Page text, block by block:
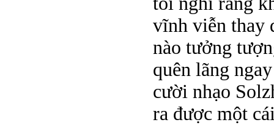
vĩnh viễn thay
nào tưởng
quên lãng
cười nhạo
ra được một